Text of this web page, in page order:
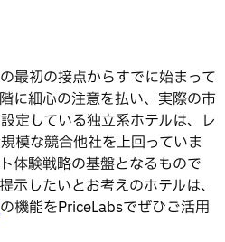
最初の接点からすでに始まって
に細心の注意を払い、実際の市
定している独立系ホテルは、レ
模な競合他社を上回っていま
体験戦略の基盤となるもので
示したいとお考えのホテルは、
の機能をPriceLabsでぜひご活用